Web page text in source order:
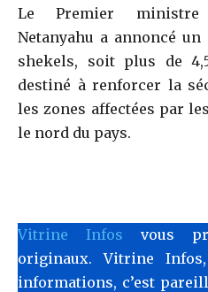
Le Premier ministre
Netanyahu a annoncé
shekels, soit plus de
destiné à renforcer la
les zones affectées par
le nord du pays.
Vitrine Infos vous
originaux. Vitrine
informations, c’est